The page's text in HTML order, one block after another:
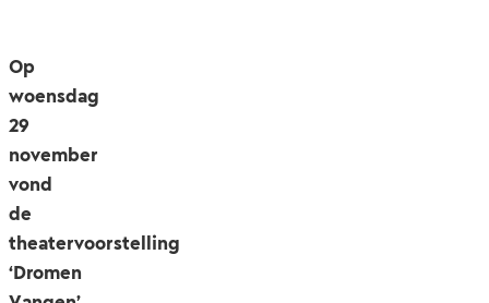
Op
woensdag
29
november
vond
de
theatervoorstelling
‘Dromen